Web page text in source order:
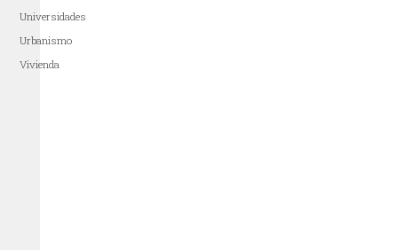
Universidades
Urbanismo
Vivienda